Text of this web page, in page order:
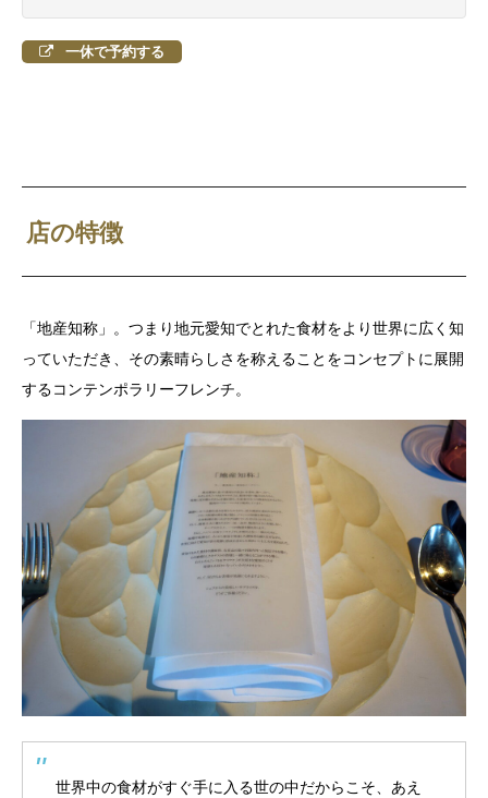
一休で予約する
店の特徴
「地産知称」。つまり地元愛知でとれた食材をより世界に広く知
っていただき、その素晴らしさを称えることをコンセプトに展開
するコンテンポラリーフレンチ。
世界中の食材がすぐ手に入る世の中だからこそ、あえ